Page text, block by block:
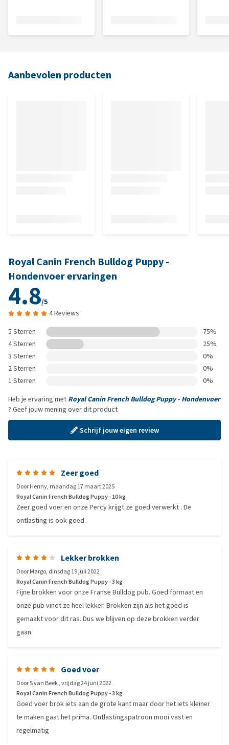
Aanbevolen producten
Royal Canin French Bulldog Puppy -
Hondenvoer ervaringen
4.8/5
4 Reviews
5 Sterren
75%
4 Sterren
25%
3 Sterren
0%
2 Sterren
0%
1 Sterren
0%
Heb je ervaring met Royal Canin French Bulldog Puppy - Hondenvoer
? Geef jouw mening over dit product
Schrijf jouw eigen review
Zeer goed
DoorHenny, maandag 17 maart 2025
Royal Canin French Bulldog Puppy - 10 kg
Zeer goed voer en onze Percy krijgt ze goed verwerkt . De
ontlasting is ook goed.
Lekker brokken
DoorMargo, dinsdag 19 juli 2022
Royal Canin French Bulldog Puppy - 3 kg
Fijne brokken voor onze Franse Bulldog pub. Goed formaat en
onze pub vindt ze heel lekker. Brokken zijn als het goed is
gemaakt voor dit ras. Dus we blijven op deze brokken verder
gaan.
Goed voer
DoorS van Beek,vrijdag 24 juni 2022
Royal Canin French Bulldog Puppy - 3 kg
Goed voer brok iets aan de grote kant maar door het iets kleiner
te maken gaat het prima. Ontlastingspatroon mooi vast en
regelmatig